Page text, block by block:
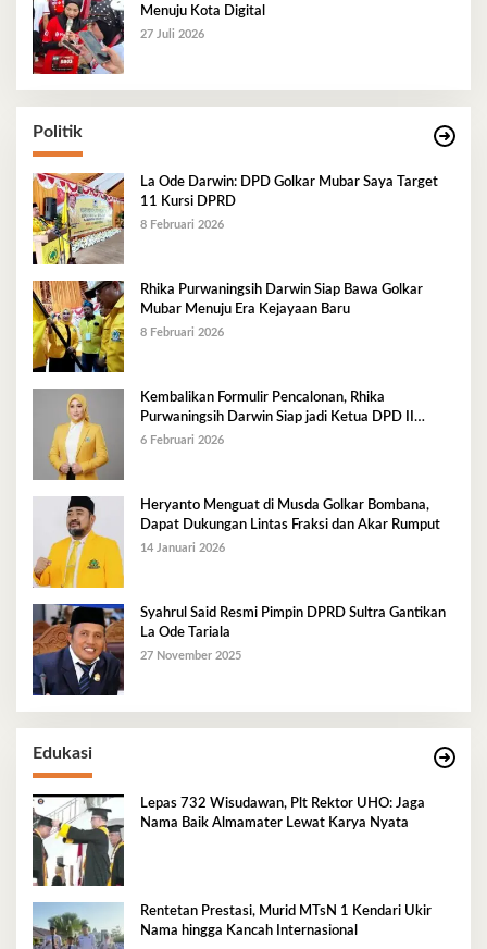
Menuju Kota Digital
27 Juli 2026
Politik
La Ode Darwin: DPD Golkar Mubar Saya Target
11 Kursi DPRD
8 Februari 2026
Rhika Purwaningsih Darwin Siap Bawa Golkar
Mubar Menuju Era Kejayaan Baru
8 Februari 2026
Kembalikan Formulir Pencalonan, Rhika
Purwaningsih Darwin Siap jadi Ketua DPD II
Golkar Mubar
6 Februari 2026
Heryanto Menguat di Musda Golkar Bombana,
Dapat Dukungan Lintas Fraksi dan Akar Rumput
14 Januari 2026
Syahrul Said Resmi Pimpin DPRD Sultra Gantikan
La Ode Tariala
27 November 2025
Edukasi
Lepas 732 Wisudawan, Plt Rektor UHO: Jaga
Nama Baik Almamater Lewat Karya Nyata
Rentetan Prestasi, Murid MTsN 1 Kendari Ukir
Nama hingga Kancah Internasional